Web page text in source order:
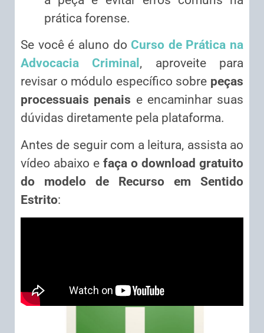
prática forense.
Se você é aluno do Curso de Prática na
Advocacia Criminal , aproveite para
revisar o módulo específico sobre peças
processuais penais e encaminhar suas
dúvidas diretamente pela plataforma.
Antes de seguir com a leitura, assista ao
vídeo abaixo e faça o download gratuito
do modelo de Recurso em Sentido
Estrito: